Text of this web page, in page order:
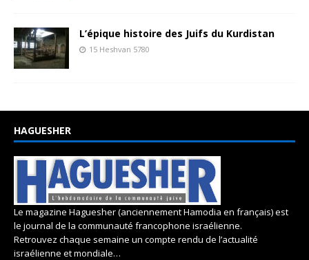
L’épique histoire des Juifs du Kurdistan
15 Heshvan 5780
HAGUESHER
Le magazine Haguesher (anciennement Hamodia en français) est
le journal de la communauté francophone israélienne.
Retrouvez chaque semaine un compte rendu de l’actualité
israélienne et mondiale…